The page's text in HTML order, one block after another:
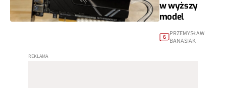
w wyższy
model
6 PRZEMYSŁAW
BANASIAK